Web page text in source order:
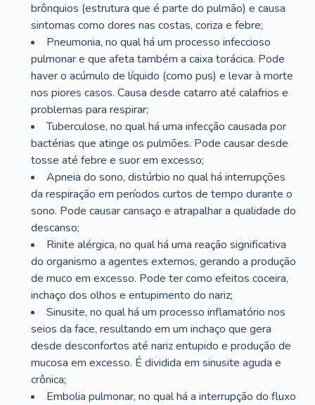
brônquios (estrutura que é parte do pulmão) e causa
sintomas como dores nas costas, coriza e febre;
Pneumonia, no qual há um processo infeccioso
pulmonar e que afeta também a caixa torácica. Pode
haver o acúmulo de líquido (como pus) e levar à morte
nos piores casos. Causa desde catarro até calafrios e
problemas para respirar;
Tuberculose, no qual há uma infecção causada por
bactérias que atinge os pulmões. Pode causar desde
tosse até febre e suor em excesso;
Apneia do sono, distúrbio no qual há interrupções
da respiração em períodos curtos de tempo durante o
sono. Pode causar cansaço e atrapalhar a qualidade do
descanso;
Rinite alérgica, no qual há uma reação significativa
do organismo a agentes externos, gerando a produção
de muco em excesso. Pode ter como efeitos coceira,
inchaço dos olhos e entupimento do nariz;
Sinusite, no qual há um processo inflamatório nos
seios da face, resultando em um inchaço que gera
desde desconfortos até nariz entupido e produção de
mucosa em excesso. É dividida em sinusite aguda e
crônica;
Embolia pulmonar, no qual há a interrupção do fluxo